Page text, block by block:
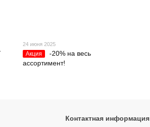
24 июня 2025
Акция
-20% на весь
ассортимент!
Контактная информация